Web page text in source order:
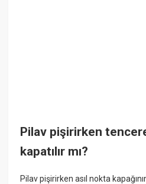
Pilav pişirirken
kapatılır mı?
Pilav pişirirken asıl nokta